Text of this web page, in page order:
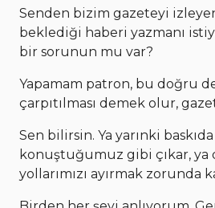
Senden bizim gazeteyi
beklediği haberi yazmanı
bir sorunun mu var?
Yapamam patron, bu doğru
çarpıtılması demek olur,
Sen bilirsin. Ya yarınki
konuştuğumuz gibi çıkar, ya
yollarımızı ayırmak zorunda